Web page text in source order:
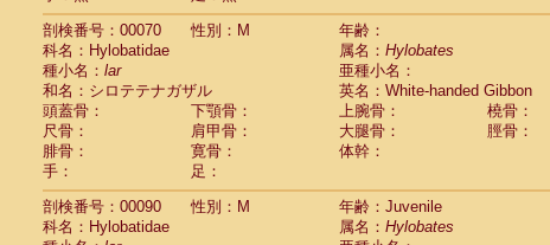
AtelidaeAlouatta fusca
AtelidaeAlouatta seniculus
AtelidaeAlouatta
Atelidae Ateles belzebuth
Atelidae Ateles geoffroyi
Atelidae Ateles paniscus
Atelidae Atelesspp.
Lagothrix lagothricha
AtelidaeLagothrix lagothricha cana(0)
Pitheciidae Cacajao calvus rubicundus(2)
Pitheciidae Callicebus cupreus(0)
剖検番号：00070
性別：M
年齢：
科名：Hylobatidae
属名： Hylobates
種小名： lar
亜種小名：
和名：シロテテナガザル
英名：White-handed Gibbon
頭蓋骨：
下顎骨： 上腕骨：
橈骨：
尺骨：
肩甲骨： 大腿骨：
脛骨：
腓骨：
寛骨：
体幹：
手：
足：
剖検番号：00090
性別：M
年齢：Juvenile
科名：Hylobatidae
属名： Hylobates